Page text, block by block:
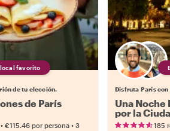
favorito
de tu elección.
de París
• €115.46 por persona • 3
Disfruta París
Una Noche
por la
185